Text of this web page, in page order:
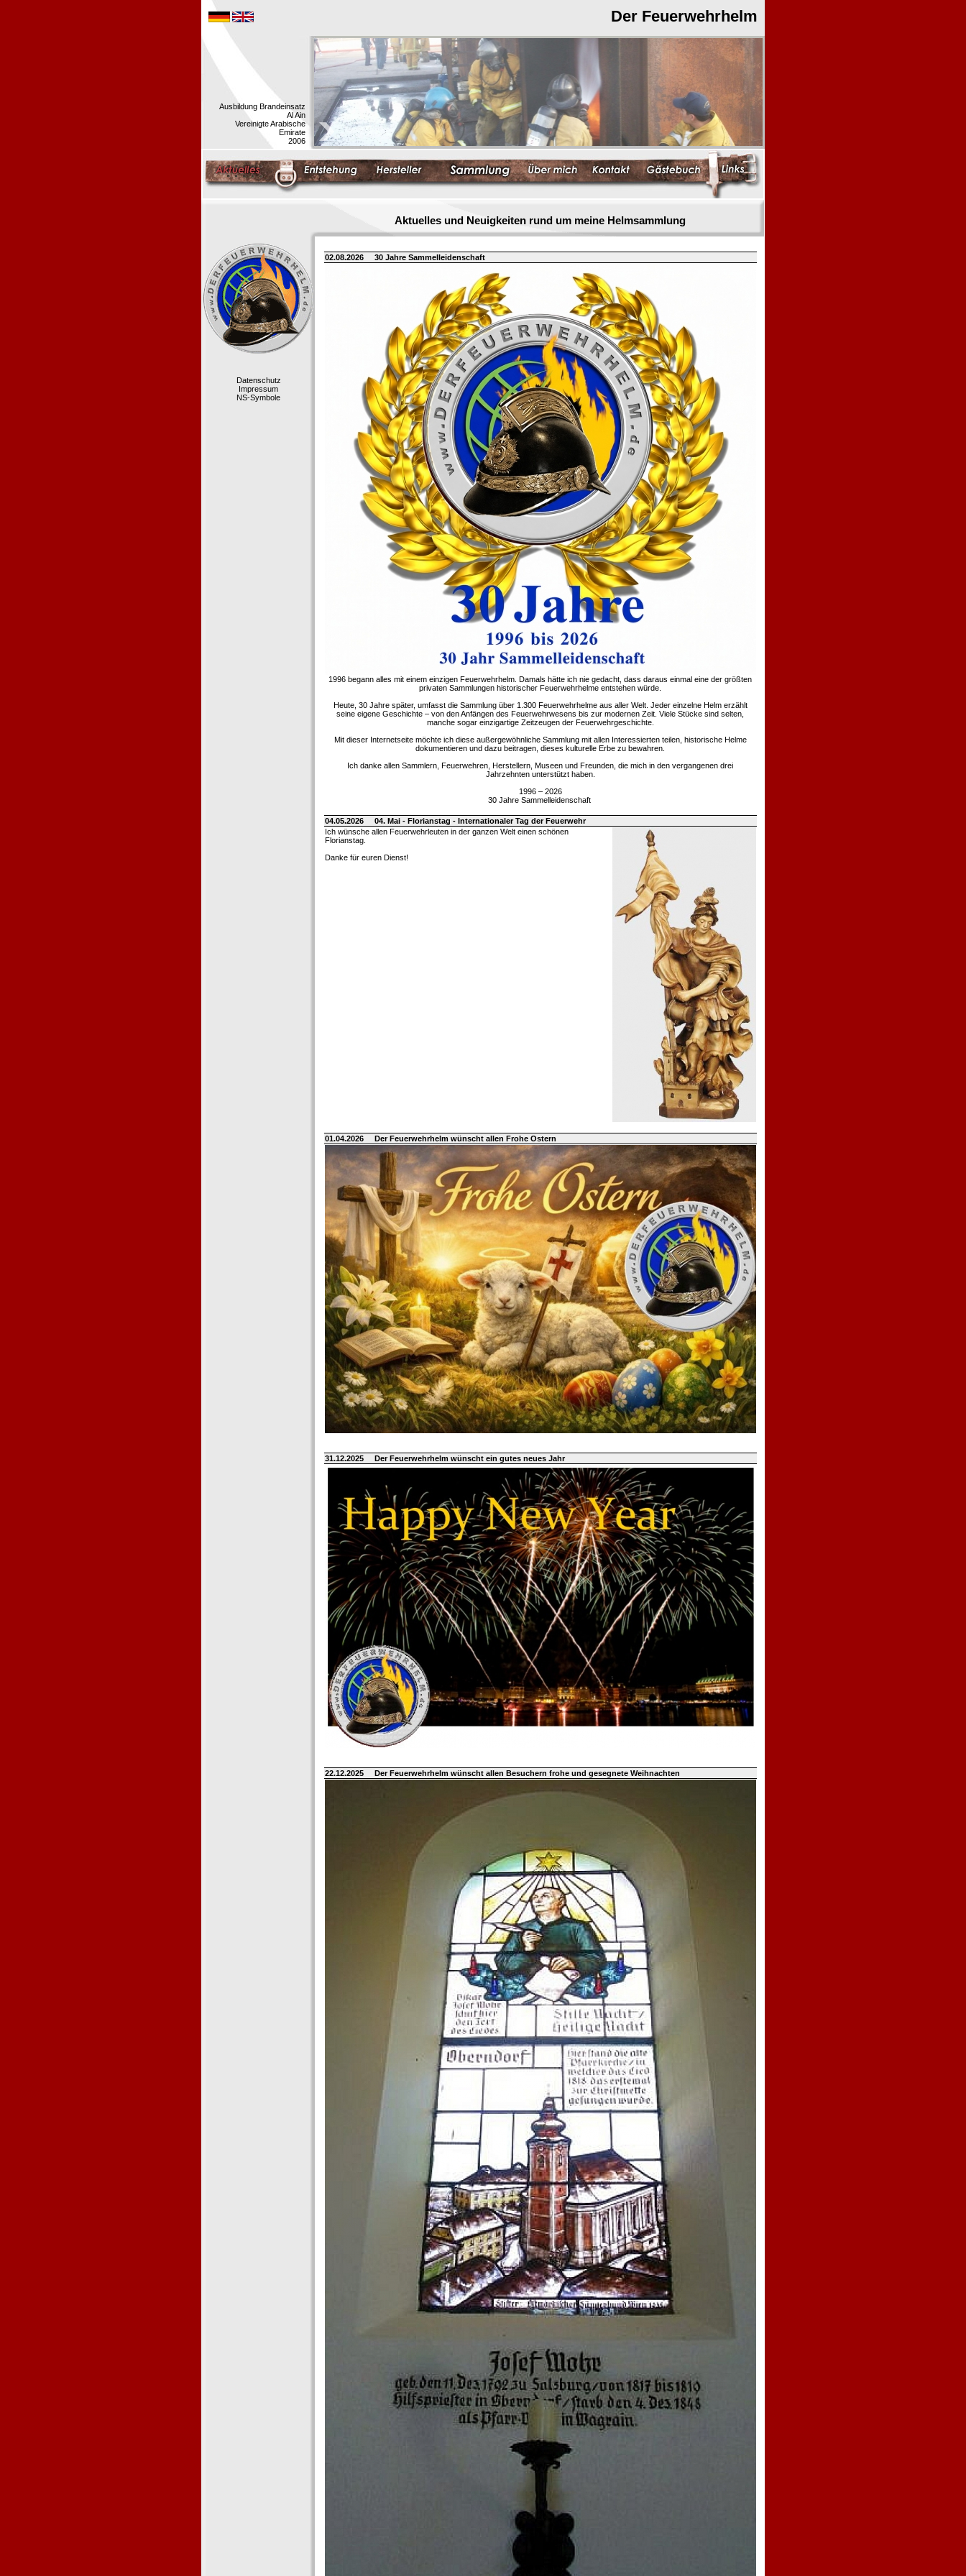
Der Feuerwehrhelm
Ausbildung Brandeinsatz
Al Ain
Vereinigte Arabische
Emirate
2006
Aktuelles und Neuigkeiten rund um meine Helmsammlung
Datenschutz
Impressum
NS-Symbole
02.08.2026 30 Jahre Sammelleidenschaft
1996 begann alles mit einem einzigen Feuerwehrhelm. Damals hätte ich nie gedacht, dass daraus einmal eine der größten
privaten Sammlungen historischer Feuerwehrhelme entstehen würde.
Heute, 30 Jahre später, umfasst die Sammlung über 1.300 Feuerwehrhelme aus aller Welt. Jeder einzelne Helm erzählt
seine eigene Geschichte – von den Anfängen des Feuerwehrwesens bis zur modernen Zeit. Viele Stücke sind selten,
manche sogar einzigartige Zeitzeugen der Feuerwehrgeschichte.
Mit dieser Internetseite möchte ich diese außergewöhnliche Sammlung mit allen Interessierten teilen, historische Helme
dokumentieren und dazu beitragen, dieses kulturelle Erbe zu bewahren.
Ich danke allen Sammlern, Feuerwehren, Herstellern, Museen und Freunden, die mich in den vergangenen drei
Jahrzehnten unterstützt haben.
1996 – 2026
30 Jahre Sammelleidenschaft
04.05.2026
04. Mai - Florianstag - Internationaler Tag der Feuerwehr
Ich wünsche allen Feuerwehrleuten in der ganzen Welt einen schönen
Florianstag.
Danke für euren Dienst!
01.04.2026 Der Feuerwehrhelm wünscht allen Frohe Ostern
31.12.2025 Der Feuerwehrhelm wünscht ein gutes neues Jahr
22.12.2025 Der Feuerwehrhelm wünscht allen Besuchern frohe und gesegnete Weihnachten